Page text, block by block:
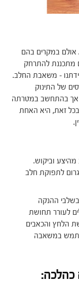
אולם במקרים בהם
מתכננת להתרחק
– משאבת החלב.
של התינוק
אך בהתחשב במטרתה
זאת, היא האחת
וביקוש.
לתפוקת חלב
ההנקה
לעורר תחושת
הלחץ והכאבים
במשאבה
כהלכה: